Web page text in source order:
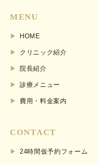
MENU
HOME
クリニック紹介
院長紹介
診療メニュー
費用・料金案内
CONTACT
24時間仮予約フォーム